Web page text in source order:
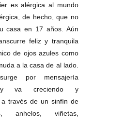
es alérgica al mundo
de hecho, que no
casa en 17 años. Aún
feliz y tranquila
de ojos azules como
a la casa de al lado.
por mensajería
y va creciendo y
a través de un sinfín de
anhelos, viñetas,